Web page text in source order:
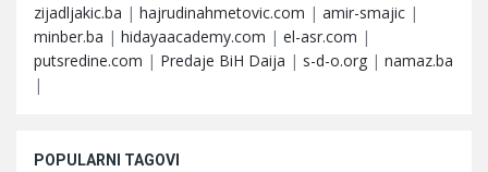
zijadljakic.ba | hajrudinahmetovic.com | amir-smajic |
minber.ba | hidayaacademy.com | el-asr.com |
putsredine.com | Predaje BiH Daija | s-d-o.org | namaz.ba
|
POPULARNI TAGOVI